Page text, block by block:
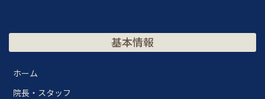
基本情報
ホーム
院長・スタッフ